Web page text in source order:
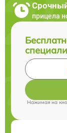
прицела
Нажимая на